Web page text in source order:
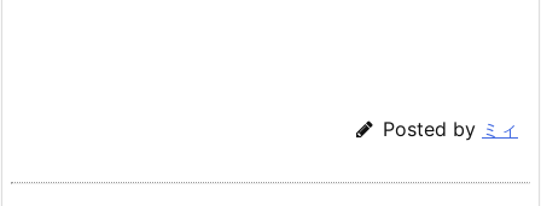
Posted by ミィ